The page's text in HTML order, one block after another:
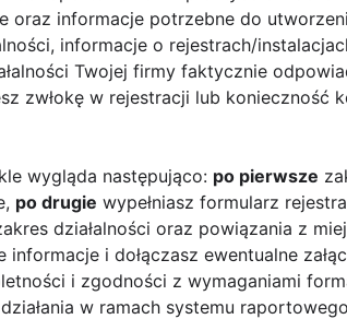
oraz informacje potrzebne do
informacje o rejestrach/
Twojej firmy faktycznie
zwłokę w rejestracji lub konieczność
wygląda następująco: po pierwsze
po drugie wypełniasz formularz
działalności oraz powiązania z
i dołączasz ewentualne
i zgodności z wymaganiami
w ramach systemu